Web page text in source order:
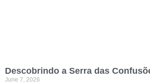
Descobrindo a Serra das
June 7, 2026